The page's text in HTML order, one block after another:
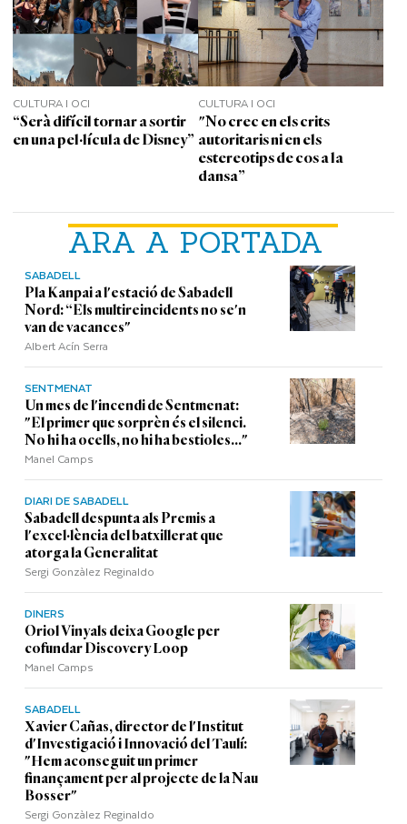
ARA A PORTADA
SABADELL
Pla Kanpai a l'estació de Sabadell
Nord: “Els multireincidents no se'n
van de vacances"
Albert Acín Serra
SENTMENAT
Un mes de l'incendi de Sentmenat:
"El primer que sorprèn és el silenci.
No hi ha ocells, no hi ha bestioles..."
Manel Camps
DIARI DE SABADELL
Sabadell despunta als Premis a
l'excel·lència del batxillerat que
atorga la Generalitat
Sergi Gonzàlez Reginaldo
DINERS
Oriol Vinyals deixa Google per
cofundar Discovery Loop
Manel Camps
SABADELL
Xavier Cañas, director de l'Institut
d'Investigació i Innovació del Taulí:
"Hem aconseguit un primer
finançament per al projecte de la Nau
Bosser"
Sergi Gonzàlez Reginaldo
CULTURA I OCI
“Serà difícil tornar a sortir
en una pel·lícula de Disney”
CULTURA I OCI
"No crec en els crits
autoritaris ni en els
estereotips de cos a la
dansa”